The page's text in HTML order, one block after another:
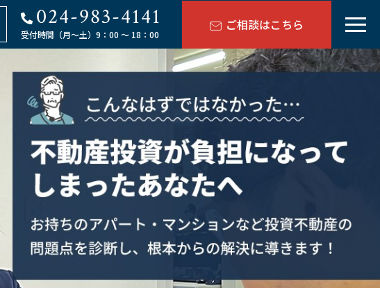
024-983-4141
受付時間（月～土）9：00 ～ 18：00
ご相談はこちら